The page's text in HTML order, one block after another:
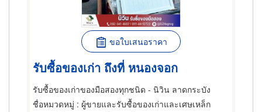
ขอใบเสนอราคา
รับซื้อของเก่า ถึงที่ หนองจอก
รับซื้อของเก่าของมือสองทุกชนิด - นิวิน ลาดกระบัง
ชื่อหมวดหมู่ : ผู้ขายและรับซื้อของเก่าและเศษเหล็ก